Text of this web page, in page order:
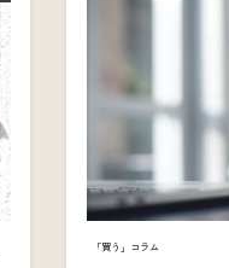
「買う」コラム